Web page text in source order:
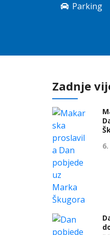
Parking
Zadnje